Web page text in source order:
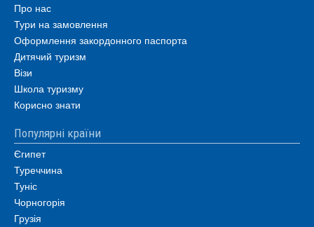
Про нас
Тури на замовлення
Оформлення закордонного паспорта
Дитячий туризм
Візи
Школа туризму
Корисно знати
Популярні країни
Єгипет
Туреччина
Туніс
Чорногорія
Грузія